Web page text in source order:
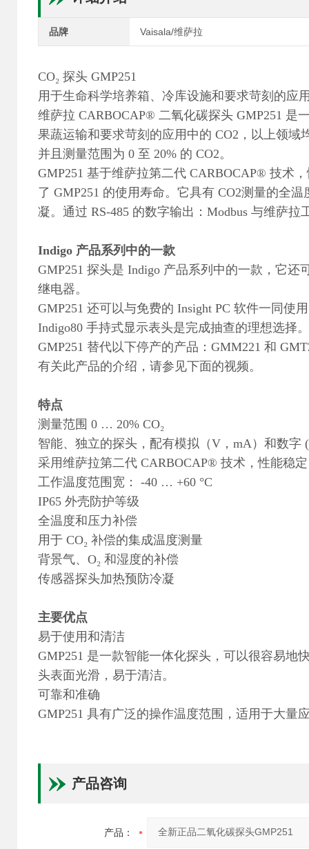
品牌 Vaisala/维萨拉
CO₂ 探头 GMP251
用于生命科学培养箱、冷库设施和要求苛刻的应
维萨拉 CARBOCAP® 二氧化碳探头 GMP251 是
果蔬运输和要求苛刻的应用中的 CO2，以上领域
并且测量范围为 0 至 20% 的 CO2。
GMP251 基于维萨拉第二代 CARBOCAP® 技术
了 GMP251 的使用寿命。它具有 CO2测量的全
凝。通过 RS-485 的数字输出：Modbus 与维萨
Indigo 产品系列中的一款
GMP251 探头是 Indigo 产品系列中的一款，它还
继电器。
GMP251 还可以与免费的 Insight PC 软件一同使
Indigo80 手持式显示表头是完成抽查的理想选择。
GMP251 替代以下停产的产品：GMM221 和
有关此产品的介绍，请参见下面的视频。
特点
测量范围 0 … 20% CO₂
智能、独立的探头，配有模拟（V，mA）和数字
采用维萨拉第二代 CARBOCAP® 技术，性能稳定
工作温度范围宽： -40 … +60 °C
IP65 外壳防护等级
全温度和压力补偿
用于 CO₂ 补偿的集成温度测量
背景气、O₂ 和湿度的补偿
传感器探头加热预防冷凝
主要优点
易于使用和清洁
GMP251 是一款智能一体化探头，可以很容易地
头表面光滑，易于清洁。
可靠和准确
GMP251 具有广泛的操作温度范围，适用于大量
产品咨询
产品：